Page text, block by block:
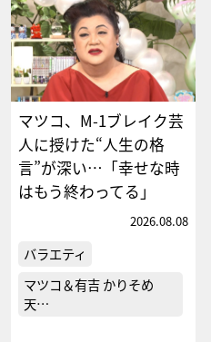
マツコ、M-1ブレイク芸
人に授けた“人生の格
言”が深い…「幸せな時
はもう終わってる」
2026.08.08
バラエティ
マツコ＆有吉 かりそめ
天…